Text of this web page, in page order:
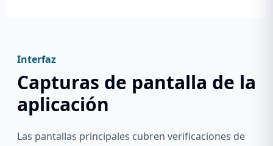
Interfaz
Capturas de pantalla de la
aplicación
Las pantallas principales cubren verificaciones de